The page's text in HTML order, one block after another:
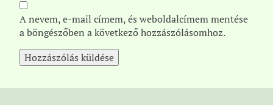
A nevem, e-mail címem, és weboldalcímem mentése
a böngészőben a következő hozzászólásomhoz.